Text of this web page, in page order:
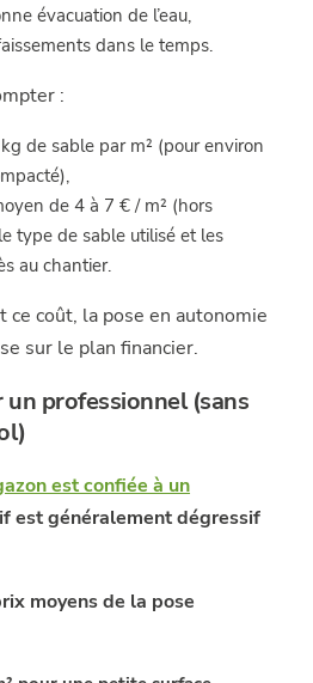
évacuation de l’eau,
dans le temps.
:
de sable par m² (pour environ
de 4 à 7 € / m² (hors
type de sable utilisé et les
au chantier.
coût, la pose en autonomie
sur le plan financier.
un professionnel (sans
est confiée à un
est généralement dégressif
moyens de la pose